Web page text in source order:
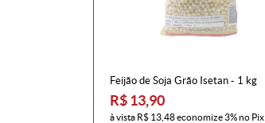
Feijão de Soja Grão Isetan - 1 kg
R$ 13,90
à vista R$ 13,48economize3%no Pix